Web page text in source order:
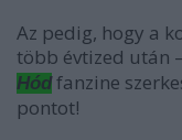
Az pedig, hogy a
több évtized után
Hódfanzine
pontot!